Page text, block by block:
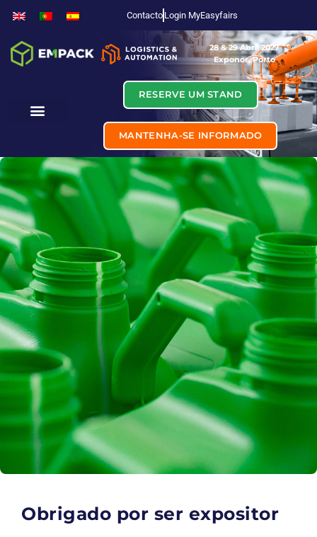
Contacto Login MyEasyfairs
28 & 29 Abril 2027
Exponor, Porto
RESERVE UM STAND
MANTENHA-SE INFORMADO
Obrigado por ser expositor